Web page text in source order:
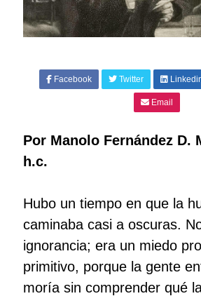
Facebook Twitter
Email
Por Manolo Fernández D.
h.c.
Hubo un tiempo en que la
caminaba casi a oscuras.
ignorancia; era un miedo
primitivo, porque la gente
moría sin comprender qué